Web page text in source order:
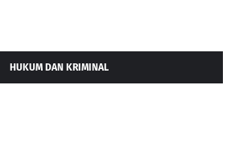
HUKUM DAN KRIMINAL